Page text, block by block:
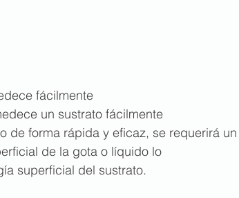
fácilmente
un sustrato fácilmente
de forma rápida y eficaz, se requerirá un
de la gota o líquido lo
superficial del sustrato.